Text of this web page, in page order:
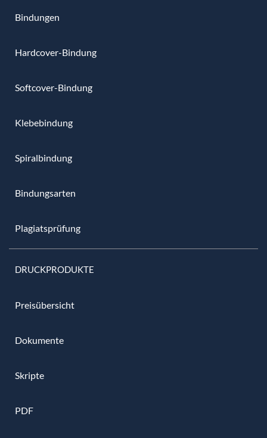
Bindungen
Hardcover-Bindung
Softcover-Bindung
Klebebindung
Spiralbindung
Bindungsarten
Plagiatsprüfung
DRUCKPRODUKTE
Preisübersicht
Dokumente
Skripte
PDF